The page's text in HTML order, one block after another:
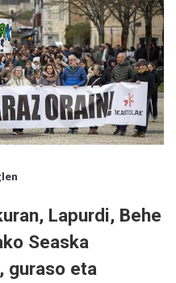
Lapurdi, Behe
Seaska
guraso eta